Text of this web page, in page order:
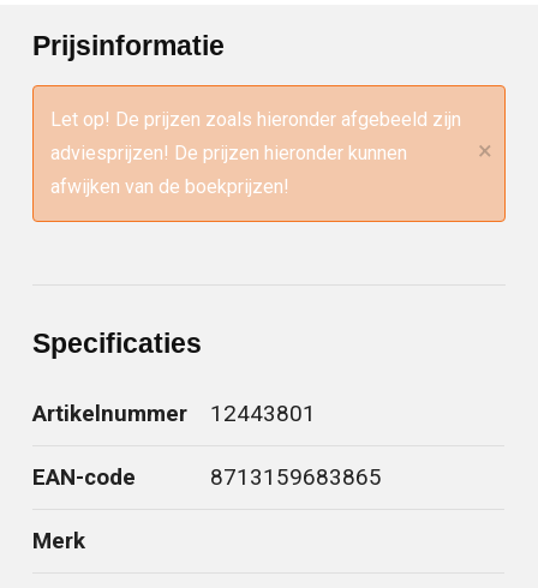
Prijsinformatie
Let op! De prijzen zoals hieronder afgebeeld zijn
adviesprijzen! De prijzen hieronder kunnen
afwijken van de boekprijzen!
×
Specificaties
Artikelnummer 12443801
EAN-code 8713159683865
Merk